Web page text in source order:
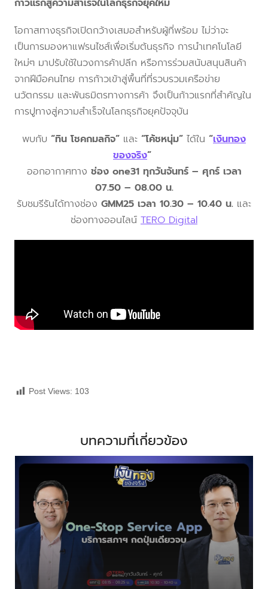
โอกาสทางธุรกิจเปิดกว้างเสมอสำหรับผู้ที่พร้อม ไม่ว่าจะ
เป็นการมองหาแฟรนไชส์เพื่อเริ่มต้นธุรกิจ การนำเทคโนโลยี
ใหม่ๆ มาปรับใช้ในวงการค้าปลีก หรือการร่วมสนับสนุนสินค้า
จากฝีมือคนไทย การก้าวเข้าสู่พื้นที่ที่รวบรวมเครือข่าย
นวัตกรรม และพันธมิตรทางการค้า จึงเป็นก้าวแรกที่สำคัญใน
การปูทางสู่ความสำเร็จในโลกธุรกิจยุคปัจจุบัน
พบกับ “ทิน โชคกมลกิจ” และ “โค้ชหนุ่ม” ได้ใน “เงินทอง
ของจริง”
ออกอากาศทาง ช่อง one31 ทุกวันจันทร์ – ศุกร์ เวลา
07.50 – 08.00 น.
รับชมรีรันได้ทางช่อง GMM25 เวลา 10.30 – 10.40 น. และ
ช่องทางออนไลน์ TERO Digital
Post Views: 103
บทความที่เกี่ยวข้อง